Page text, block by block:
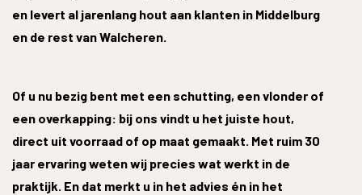
en levert al jarenlang hout aan klanten in Middelburg
en de rest van Walcheren.
Of u nu bezig bent met een schutting, een vlonder of
een overkapping: bij ons vindt u het juiste hout,
direct uit voorraad of op maat gemaakt. Met ruim 30
jaar ervaring weten wij precies wat werkt in de
praktijk. En dat merkt u in het advies én in het